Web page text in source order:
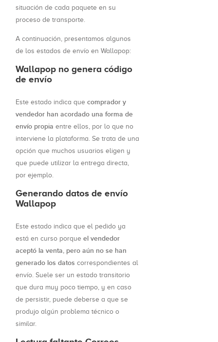
situación de cada paquete en su
proceso de transporte.
A continuación, presentamos algunos
de los estados de envío en Wallapop:
Wallapop no genera código
de envío
Este estado indica que comprador y
vendedor han acordado una forma de
envío propia entre ellos, por lo que no
interviene la plataforma. Se trata de una
opción que muchos usuarios eligen y
que puede utilizar la entrega directa,
por ejemplo.
Generando datos de envío
Wallapop
Este estado indica que el pedido ya
está en curso porque el vendedor
aceptó la venta, pero aún no se han
generado los datos correspondientes al
envío. Suele ser un estado transitorio
que dura muy poco tiempo, y en caso
de persistir, puede deberse a que se
produjo algún problema técnico o
similar.